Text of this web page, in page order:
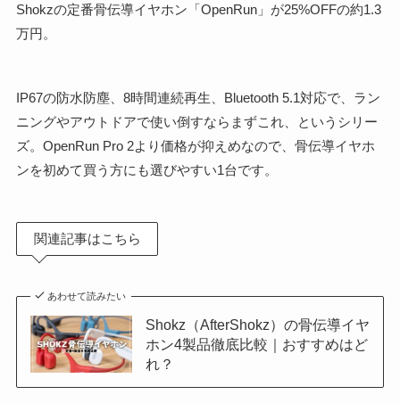
Shokzの定番骨伝導イヤホン「OpenRun」が25%OFFの約1.3
万円。
IP67の防水防塵、8時間連続再生、Bluetooth 5.1対応で、ラン
ニングやアウトドアで使い倒すならまずこれ、というシリー
ズ。OpenRun Pro 2より価格が抑えめなので、骨伝導イヤホ
ンを初めて買う方にも選びやすい1台です。
関連記事はこちら
あわせて読みたい
Shokz（AfterShokz）の骨伝導イヤ
ホン4製品徹底比較｜おすすめはど
れ？